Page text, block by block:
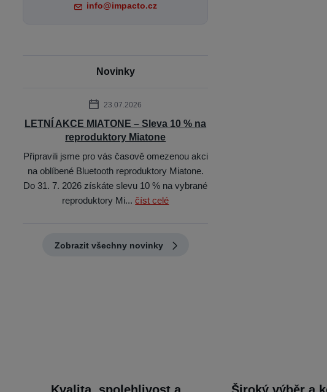
info@impacto.cz
Novinky
23.07.2026
LETNÍ AKCE MIATONE – Sleva 10 % na
reproduktory Miatone
Připravili jsme pro vás časově omezenou akci
na oblíbené Bluetooth reproduktory Miatone.
Do 31. 7. 2026 získáte slevu 10 % na vybrané
reproduktory Mi...číst celé
Zobrazit všechny novinky